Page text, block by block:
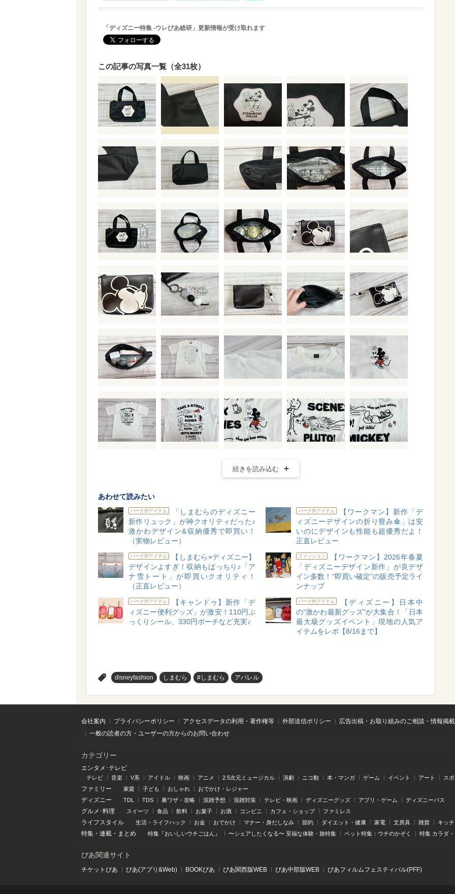
「ディズニー特集 -ウレぴあ総研」更新情報が受け取れます
この記事の写真一覧（全31枚）
続きを読み込む
あわせて読みたい
パーク外アイテム
「しまむらのディズニー
新作リュック」が神クオリティだった♪
激かわデザイン&収納優秀で即買い！
（実物レビュー）
パーク外アイテム
【ワークマン】新作「デ
ィズニーデザインの折り畳み傘」は安
いのにデザインも性能も超優秀だよ！
正直レビュー
パーク外アイテム
【しまむら×ディズニー】
デザインよすぎ！収納もばっちり♪「ア
ナ雪トート」が即買いクオリティ！
（正直レビュー）
ファッション
【ワークマン】2026年春夏
「ディズニーデザイン新作」が良デザ
イン多数！“即買い確定”の販売予定ライ
ンナップ
パーク外アイテム
【キャンドゥ】新作「デ
ィズニー便利グッズ」が激安！110円ぷ
っくりシール、330円ポーチなど充実♪
パーク外アイテム
【ディズニー】日本中
の“激かわ最新グッズ”が大集合！「日本
最大級グッズイベント」現地の人気ア
イテムをレポ【8/16まで】
disneyfashion しまむら #しまむら アパレル
会社案内 プライバシーポリシー アクセスデータの利用・著作権等 外部送信ポリシー
広告出稿・お取り組みのご相談・情報掲
一般の読者の方・ユーザーの方からのお問い合わせ
カテゴリー
エンタメ･テレビ
テレビ 音楽 V系 アイドル 映画 アニメ 2.5次元ミュージカル 演劇 ニコ動 本・マンガ ゲーム イベント アート ス
ファミリー 家庭 子ども おしゃれ おでかけ・レジャー
ディズニー TDL TDS 裏ワザ・攻略 混雑予想 混雑対策 テレビ・映画 ディズニーグッズ アプリ・ゲーム ディズニーパス
グルメ･料理 スイーツ 食品 飲料 お菓子 お酒 コンビニ カフェ・ショップ ファミレス
ライフスタイル 生活・ライフハック お金 おでかけ マナー・身だしなみ 節約 ダイエット・健康 家電 文房具 雑貨 キッ
特集 ・ 連載 ・ まとめ 特集『おいしいウチごはん』 〜シェアしたくなる〜 至福な体験・旅特集 ペット特集：ウチのかぞく 特集 カラダ
ぴあ関連サイト
チケットぴあ ぴあ(アプリ&Web) BOOKぴあ ぴあ関⻄版WEB ぴあ中部版WEB ぴあフィルムフェスティバル(PFF)